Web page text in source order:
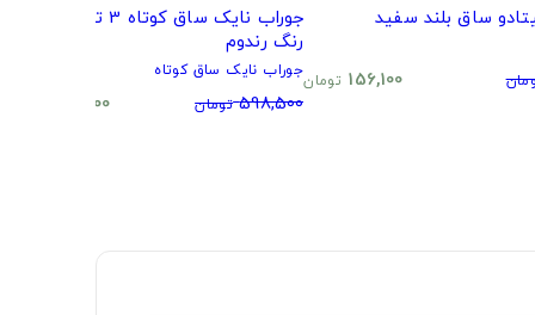
ساق بلند سفید
156,100 تومان
جوراب نایک ساق کوتاه 3 تایی طرح و
رنگ رندوم
جوراب نایک ساق کوتاه
598,500 تومان 480,500